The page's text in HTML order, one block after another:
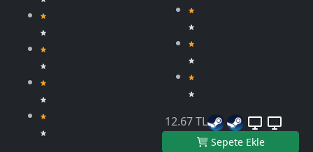
12.67 TL
Sepete Ekle